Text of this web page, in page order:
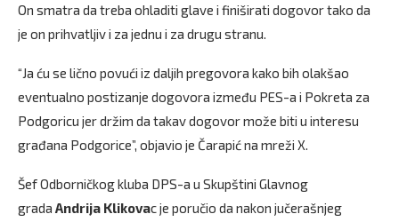
On smatra da treba ohladiti glave i finiširati dogovor tako da
je on prihvatljiv i za jednu i za drugu stranu.
“Ja ću se lično povući iz daljih pregovora kako bih olakšao
eventualno postizanje dogovora između PES-a i Pokreta za
Podgoricu jer držim da takav dogovor može biti u interesu
građana Podgorice”, objavio je Čarapić na mreži X.
Šef Odborničkog kluba DPS-a u Skupštini Glavnog
grada Andrija Klikovac je poručio da nakon jučerašnjeg